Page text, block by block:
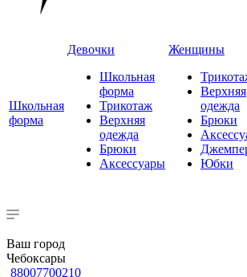
Школьная
форма
Девочки
Школьная
форма
Трикотаж
Верхняя
одежда
Брюки
Аксессуары
Женщины
Верхняя
одежда
Брюки
Юбки
Ваш город
Чебоксары
88007700210